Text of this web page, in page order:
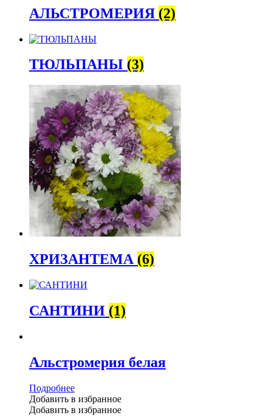
АЛЬСТРОМЕРИЯ (2)
ТЮЛЬПАНЫ (3)
ХРИЗАНТЕМА (6)
САНТИНИ (1)
Альстромерия белая
Подробнее
Добавить в избранное
Добавить в избранное